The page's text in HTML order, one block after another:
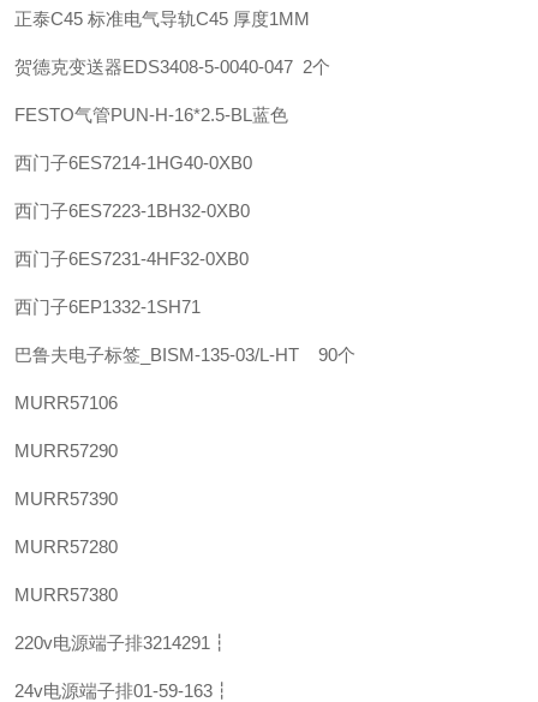
正泰C45 标准电气导轨C45 厚度1MM
贺德克变送器EDS3408-5-0040-047 2个
FESTO气管PUN-H-16*2.5-BL蓝色
西门子6ES7214-1HG40-0XB0
西门子6ES7223-1BH32-0XB0
西门子6ES7231-4HF32-0XB0
西门子6EP1332-1SH71
巴鲁夫电子标签_BISM-135-03/L-HT 90个
MURR57106
MURR57290
MURR57390
MURR57280
MURR57380
220v电源端子排3214291┇
24v电源端子排01-59-163┇